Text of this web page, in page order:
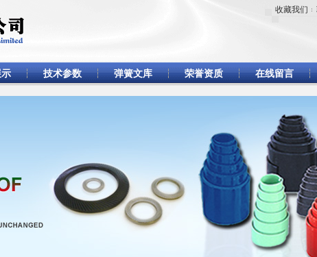
收藏我们
技术参数 弹簧文库 荣誉资质 在线留言